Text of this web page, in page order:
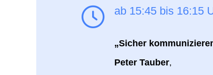
ab 15:45 bis 16:15
„Sicher
Peter Tauber,